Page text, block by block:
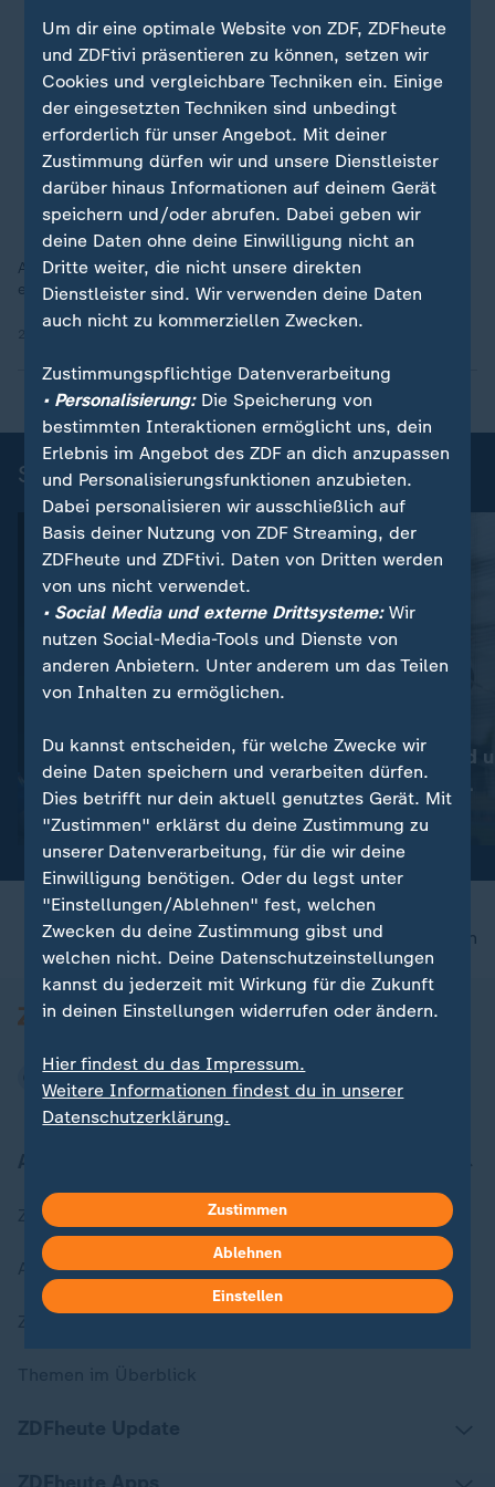
An seinem 33. Geburtstag spielt Oliver Kahn bei der WM 2002
eine großes Spiel gegen Paraguay.
Sportnachrichten
Deutschlands
Medaillenhoffnungen bei der
Schwimm-EM
mit Video1:27
U20-WM: Gold
für deutsche
mit Video 1:09
nach oben
Zuletzt veröffentlicht
Aktuelle Sendungs-Videos
Um dir eine optimale Website von ZDF, ZDFheute
und ZDFtivi präsentieren zu können, setzen wir
Cookies und vergleichbare Techniken ein. Einige
der eingesetzten Techniken sind unbedingt
erforderlich für unser Angebot. Mit deiner
Zustimmung dürfen wir und unsere Dienstleister
darüber hinaus Informationen auf deinem Gerät
speichern und/oder abrufen. Dabei geben wir
deine Daten ohne deine Einwilligung nicht an
Dritte weiter, die nicht unsere direkten
Dienstleister sind. Wir verwenden deine Daten
auch nicht zu kommerziellen Zwecken.
Zustimmungspflichtige Datenverarbeitung
• Personalisierung:Die Speicherung von
bestimmten Interaktionen ermöglicht uns, dein
Erlebnis im Angebot des ZDF an dich anzupassen
und Personalisierungsfunktionen anzubieten.
Dabei personalisieren wir ausschließlich auf
Basis deiner Nutzung von ZDF Streaming, der
ZDFheute und ZDFtivi. Daten von Dritten werden
von uns nicht verwendet.
• Social Media und externe Drittsysteme:Wir
nutzen Social-Media-Tools und Dienste von
anderen Anbietern. Unter anderem um das Teilen
von Inhalten zu ermöglichen.
Du kannst entscheiden, für welche Zwecke wir
deine Daten speichern und verarbeiten dürfen.
Dies betrifft nur dein aktuell genutztes Gerät. Mit
"Zustimmen" erklärst du deine Zustimmung zu
unserer Datenverarbeitung, für die wir deine
Einwilligung benötigen. Oder du legst unter
"Einstellungen/Ablehnen" fest, welchen
Zwecken du deine Zustimmung gibst und
welchen nicht. Deine Datenschutzeinstellungen
kannst du jederzeit mit Wirkung für die Zukunft
in deinen Einstellungen widerrufen oder ändern.
Hier findest du das Impressum.
Weitere Informationen findest du in unserer
Datenschutzerklärung.
Zustimmen
Ablehnen
Einstellen